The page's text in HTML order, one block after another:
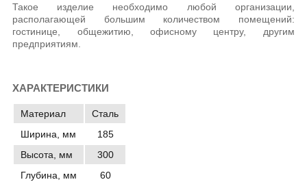
Такое изделие необходимо любой организации,
располагающей большим количеством помещений:
гостинице, общежитию, офисному центру, другим
предприятиям.
ХАРАКТЕРИСТИКИ
Материал
Сталь
Ширина, мм
185
Высота, мм
300
Глубина, мм
60